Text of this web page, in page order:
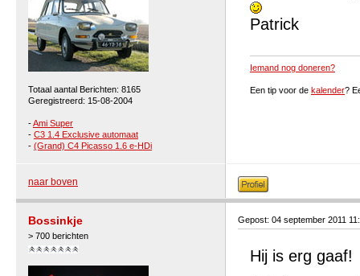
Totaal aantal Berichten: 8165
Geregistreerd: 15-08-2004
-Ami Super
- C3 1.4 Exclusive automaat
- (Grand) C4 Picasso 1.6 e-HDi
Patrick
Iemand nog doneren?
Een tip voor de kalender?
naar boven
Bossinkje
> 700 berichten
Gepost: 04 september 2011
Hij is erg gaaf!